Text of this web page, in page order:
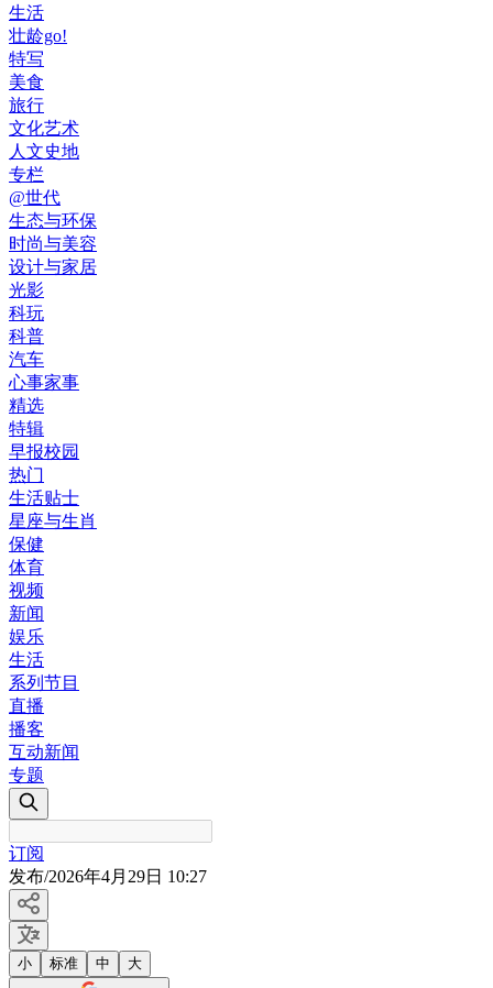
生活
壮龄go!
特写
美食
旅行
文化艺术
人文史地
专栏
@世代
生态与环保
时尚与美容
设计与家居
光影
科玩
科普
汽车
心事家事
精选
特辑
早报校园
热门
生活贴士
星座与生肖
保健
体育
视频
新闻
娱乐
生活
系列节目
直播
播客
互动新闻
专题
订阅
发布/2026年4月29日 10:27
小 标准 中 大